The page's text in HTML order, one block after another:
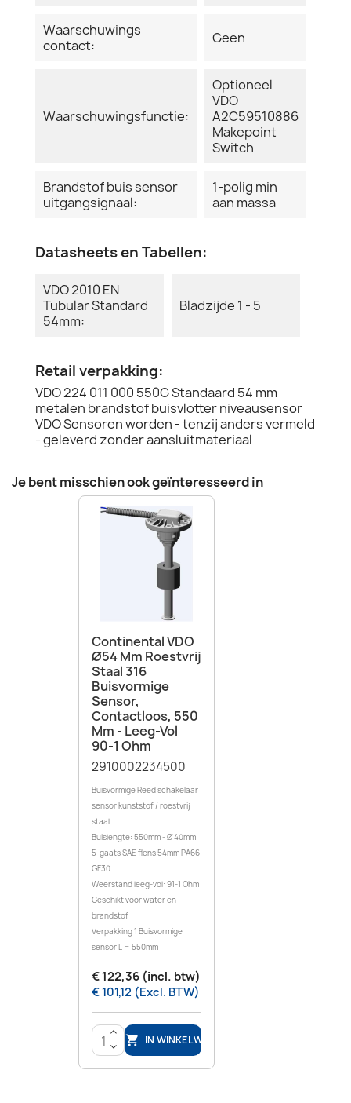
Waarschuwings
contact:
Geen
Waarschuwingsfunctie:
Optioneel
VDO
A2C59510886
Makepoint
Switch
Brandstof buis sensor
uitgangsignaal:
1-polig min
aan massa
Datasheets en Tabellen:
VDO 2010 EN
Tubular Standard
54mm:
Bladzijde 1 - 5
Retail verpakking:
VDO 224 011 000 550G Standaard 54 mm
metalen brandstof buisvlotter niveausensor
VDO Sensoren worden - tenzij anders vermeld
- geleverd zonder aansluitmateriaal
Je bent misschien ook geïnteresseerd in
Continental VDO
Ø54 Mm Roestvrij
Staal 316
Buisvormige
Sensor,
Contactloos, 550
Mm - Leeg-Vol
90-1 Ohm
2910002234500
Buisvormige Reed schakelaar
sensor kunststof / roestvrij
staal
Buislengte: 550mm - Ø 40mm
5-gaats SAE flens 54mm PA66
GF30
Weerstand leeg-vol: 91-1 Ohm
Geschikt voor water en
brandstof
Verpakking 1 Buisvormige
sensor L = 550mm
€ 122,36 (incl. btw)
€ 101,12 (Excl. BTW)
>
<
 IN WINKELWAGEN